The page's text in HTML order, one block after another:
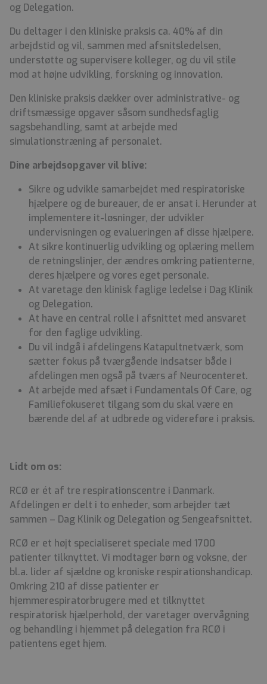
og Delegation.
Du deltager i den kliniske praksis ca. 40% af din
arbejdstid og vil, sammen med afsnitsledelsen,
understøtte og supervisere kolleger, og du vil stile
mod at højne udvikling, forskning og innovation.
Den kliniske praksis dækker over administrative- og
driftsmæssige opgaver såsom sundhedsfaglig
sagsbehandling, samt at arbejde med
simulationstræning af personalet.
Dine arbejdsopgaver vil blive:
Sikre og udvikle samarbejdet med respiratoriske
hjælpere og de bureauer, de er ansat i. Herunder at
implementere it-løsninger, der udvikler
undervisningen og evalueringen af disse hjælpere.
At sikre kontinuerlig udvikling og oplæring mellem
de retningslinjer, der ændres omkring patienterne,
deres hjælpere og vores eget personale.
At varetage den klinisk faglige ledelse i Dag Klinik
og Delegation.
At have en central rolle i afsnittet med ansvaret
for den faglige udvikling.
Du vil indgå i afdelingens Katapultnetværk, som
sætter fokus på tværgående indsatser både i
afdelingen men også på tværs af Neurocenteret.
At arbejde med afsæt i Fundamentals Of Care, og
Familiefokuseret tilgang som du skal være en
bærende del af at udbrede og videreføre i praksis.
Lidt om os:
RCØ er ét af tre respirationscentre i Danmark.
Afdelingen er delt i to enheder, som arbejder tæt
sammen – Dag Klinik og Delegation og Sengeafsnittet.
RCØ er et højt specialiseret speciale med 1700
patienter tilknyttet. Vi modtager børn og voksne, der
bl.a. lider af sjældne og kroniske respirationshandicap.
Omkring 210 af disse patienter er
hjemmerespiratorbrugere med et tilknyttet
respiratorisk hjælperhold, der varetager overvågning
og behandling i hjemmet på delegation fra RCØ i
patientens eget hjem.